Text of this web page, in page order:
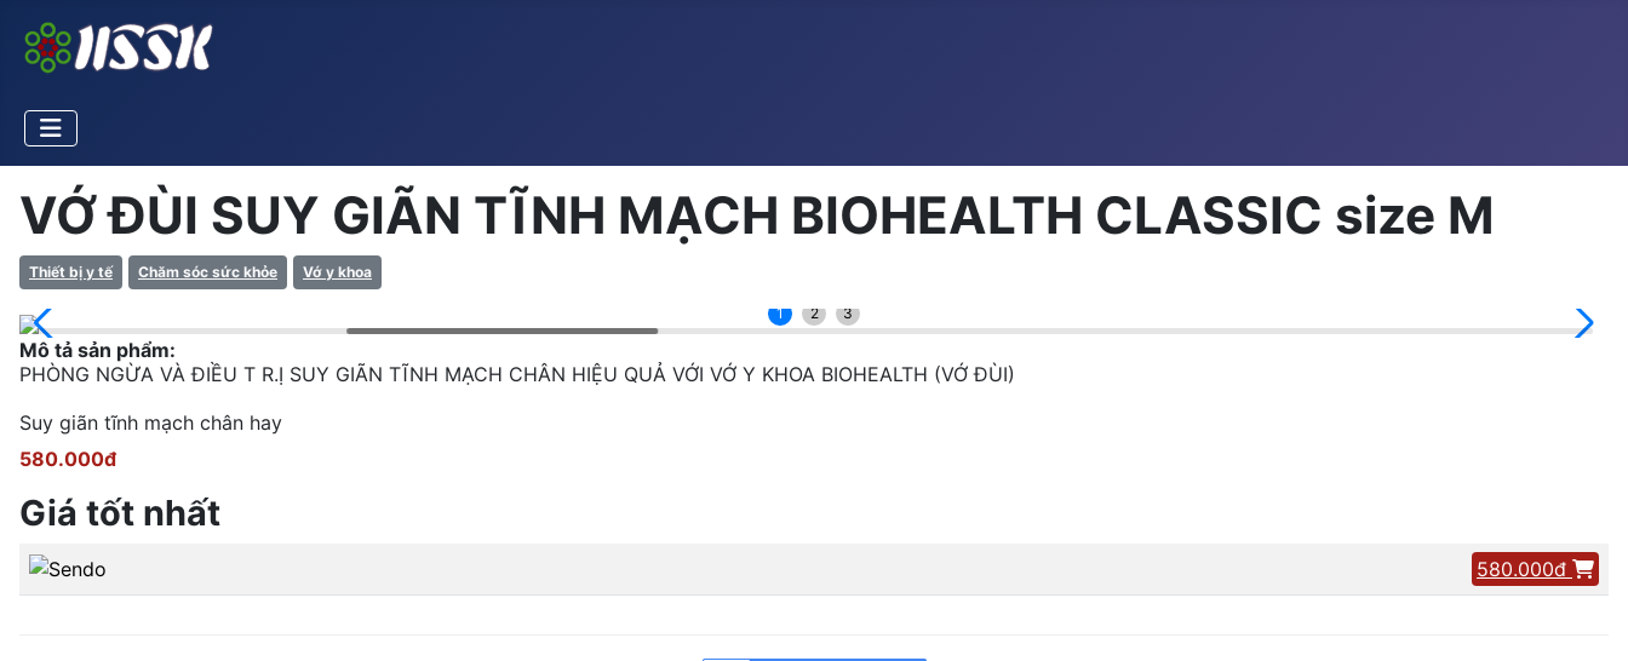
VỚ ĐÙI SUY GIÃN TĨNH MẠCH BIOHEALTH CLASSIC size M
Thiết bị y tế Chăm sóc sức khỏe Vớ y khoa
1 2 3
Mô tả sản phẩm:
PHÒNG NGỪA VÀ ĐIỀU T R.Ị SUY GIÃN TĨNH MẠCH CHÂN HIỆU QUẢ VỚI VỚ Y KHOA BIOHEALTH (VỚ ĐÙI)
Suy giãn tĩnh mạch chân hay
580.000đ
Giá tốt nhất
580.000đ